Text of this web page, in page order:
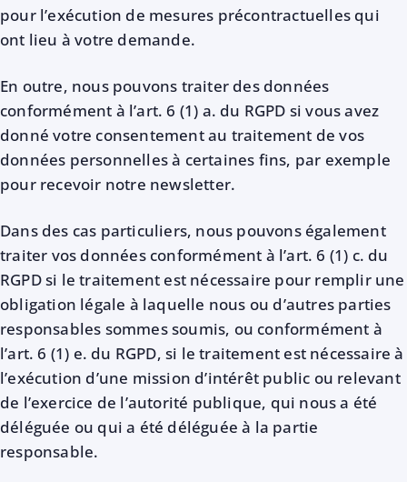
pour l’exécution de mesures précontractuelles qui
ont lieu à votre demande.
En outre, nous pouvons traiter des données
conformément à l’art. 6 (1) a. du RGPD si vous avez
donné votre consentement au traitement de vos
données personnelles à certaines fins, par exemple
pour recevoir notre newsletter.
Dans des cas particuliers, nous pouvons également
traiter vos données conformément à l’art. 6 (1) c. du
RGPD si le traitement est nécessaire pour remplir une
obligation légale à laquelle nous ou d’autres parties
responsables sommes soumis, ou conformément à
l’art. 6 (1) e. du RGPD, si le traitement est nécessaire à
l’exécution d’une mission d’intérêt public ou relevant
de l’exercice de l’autorité publique, qui nous a été
déléguée ou qui a été déléguée à la partie
responsable.